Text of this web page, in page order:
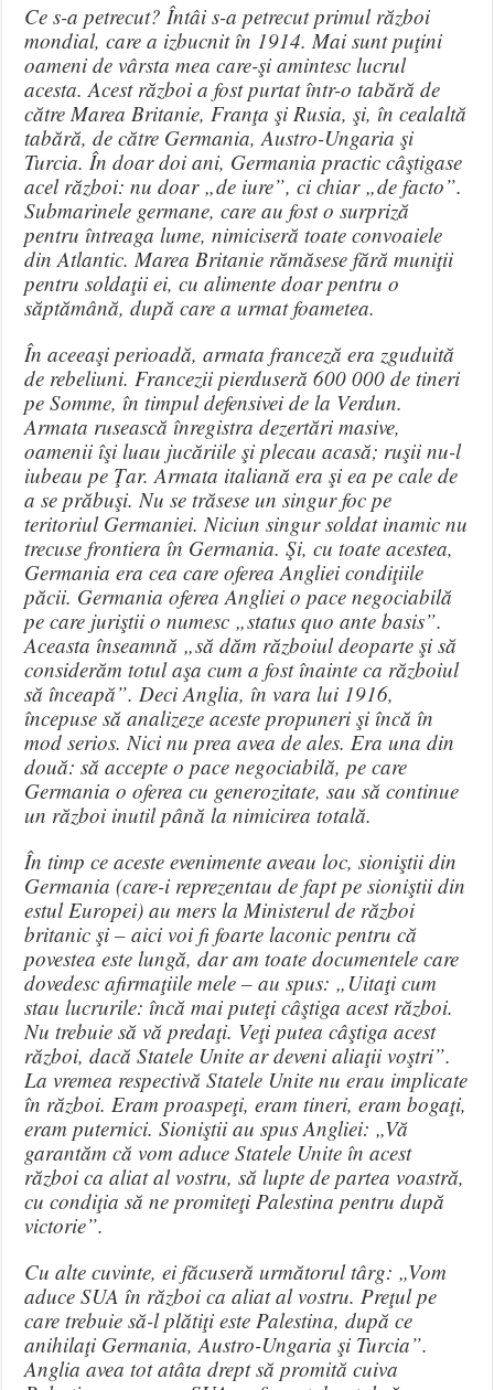
Ce s-a petrecut? Întâi s-a petrecut primul război
mondial, care a izbucnit în 1914. Mai sunt puţini
oameni de vârsta mea care-şi amintesc lucrul
acesta. Acest război a fost purtat într-o tabără de
către Marea Britanie, Franţa şi Rusia, şi, în cealaltă
tabără, de către Germania, Austro-Ungaria şi
Turcia. În doar doi ani, Germania practic câştigase
acel război: nu doar „de iure”, ci chiar „de facto”.
Submarinele germane, care au fost o surpriză
pentru întreaga lume, nimiciseră toate convoaiele
din Atlantic. Marea Britanie rămăsese fără muniţii
pentru soldaţii ei, cu alimente doar pentru o
săptămână, după care a urmat foametea.
În aceeaşi perioadă, armata franceză era zguduită
de rebeliuni. Francezii pierduseră 600 000 de tineri
pe Somme, în timpul defensivei de la Verdun.
Armata rusească înregistra dezertări masive,
oamenii îşi luau jucăriile şi plecau acasă; ruşii nu-l
iubeau pe Ţar. Armata italiană era şi ea pe cale de
a se prăbuşi. Nu se trăsese un singur foc pe
teritoriul Germaniei. Niciun singur soldat inamic nu
trecuse frontiera în Germania. Şi, cu toate acestea,
Germania era cea care oferea Angliei condiţiile
păcii. Germania oferea Angliei o pace negociabilă
pe care juriştii o numesc „status quo ante basis”.
Aceasta înseamnă „să dăm războiul deoparte şi să
considerăm totul aşa cum a fost înainte ca războiul
să înceapă”. Deci Anglia, în vara lui 1916,
începuse să analizeze aceste propuneri şi încă în
mod serios. Nici nu prea avea de ales. Era una din
două: să accepte o pace negociabilă, pe care
Germania o oferea cu generozitate, sau să continue
un război inutil până la nimicirea totală.
În timp ce aceste evenimente aveau loc, sioniştii din
Germania (care-i reprezentau de fapt pe sioniştii din
estul Europei) au mers la Ministerul de război
britanic şi – aici voi fi foarte laconic pentru că
povestea este lungă, dar am toate documentele care
dovedesc afirmaţiile mele – au spus: „Uitaţi cum
stau lucrurile: încă mai puteţi câştiga acest război.
Nu trebuie să vă predaţi. Veţi putea câştiga acest
război, dacă Statele Unite ar deveni aliaţii voştri”.
La vremea respectivă Statele Unite nu erau implicate
în război. Eram proaspeţi, eram tineri, eram bogaţi,
eram puternici. Sioniştii au spus Angliei: „Vă
garantăm că vom aduce Statele Unite în acest
război ca aliat al vostru, să lupte de partea voastră,
cu condiţia să ne promiteţi Palestina pentru după
victorie”.
Cu alte cuvinte, ei făcuseră următorul târg: „Vom
aduce SUA în război ca aliat al vostru. Preţul pe
care trebuie să-l plătiţi este Palestina, după ce
anihilaţi Germania, Austro-Ungaria şi Turcia”.
Anglia avea tot atâta drept să promită cuiva